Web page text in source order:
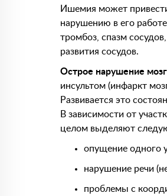
Ишемия может
нарушению в его
тромбоз, спазм
развития сосудов.
Острое нарушение
инсультом (инфаркт
Развивается это
В зависимости от
целом выделяют
опущение одного
нарушение речи
проблемы с